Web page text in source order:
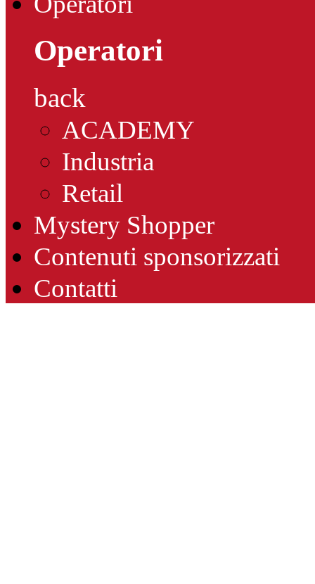
Operatori
back
ACADEMY
Industria
Retail
Mystery Shopper
Contenuti sponsorizzati
Contatti